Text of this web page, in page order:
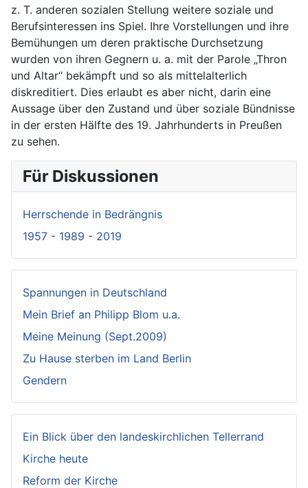
z. T. anderen sozialen Stellung weitere soziale und
Berufsinteressen ins Spiel. Ihre Vorstellungen und ihre
Bemühungen um deren praktische Durchsetzung
wurden von ihren Gegnern u. a. mit der Parole „Thron
und Altar“ bekämpft und so als mittelalterlich
diskreditiert. Dies erlaubt es aber nicht, darin eine
Aussage über den Zustand und über soziale Bündnisse
in der ersten Hälfte des 19. Jahrhunderts in Preußen
zu sehen.
Für Diskussionen
Herrschende in Bedrängnis
1957 - 1989 - 2019
Spannungen in Deutschland
Mein Brief an Philipp Blom u.a.
Meine Meinung (Sept.2009)
Zu Hause sterben im Land Berlin
Gendern
Ein Blick über den landeskirchlichen Tellerrand
Kirche heute
Reform der Kirche